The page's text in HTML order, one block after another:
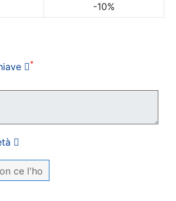
-10%
*
ce l'ho